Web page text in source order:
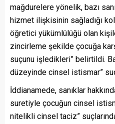
mağdurelere yönelik, bazı
hizmet ilişkisinin sağladığı
öğretici yükümlülüğü olan
zincirleme şekilde çocuğa
suçunu işledikleri” belirtildi.
düzeyinde cinsel istismar”
İddianamede, sanıklar
suretiyle çocuğun cinsel
nitelikli cinsel taciz”